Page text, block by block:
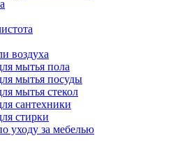
воздуха
мытья пола
мытья посуды
мытья стекол
сантехники
стирки
уходу за мебелью